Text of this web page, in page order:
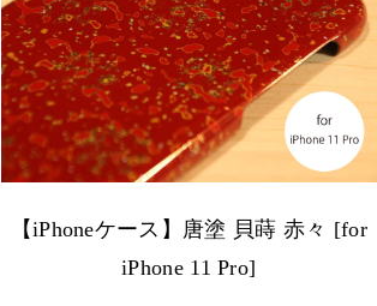
【iPhoneケース】唐塗 貝蒔 赤々 [for
iPhone 11 Pro]